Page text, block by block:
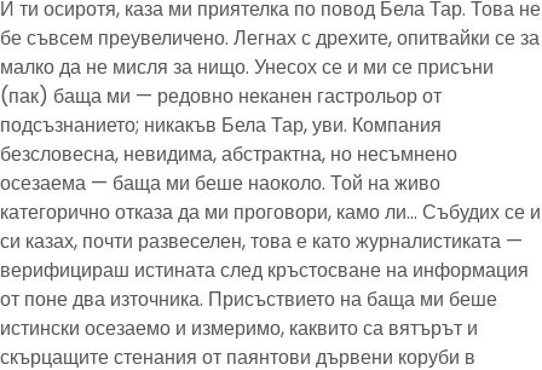
И ти осиротя, каза ми приятелка по повод Бела Тар. Това не
бе съвсем преувеличено. Легнах с дрехите, опитвайки се за
малко да не мисля за нищо. Унесох се и ми се присъни
(пак) баща ми — редовно неканен гастрольор от
подсъзнанието; никакъв Бела Тар, уви. Компания
безсловесна, невидима, абстрактна, но несъмнено
осезаема — баща ми беше наоколо. Той на живо
категорично отказа да ми проговори, камо ли… Събудих се и
си казах, почти развеселен, това е като журналистиката —
верифицираш истината след кръстосване на информация
от поне два източника. Присъствието на баща ми беше
истински осезаемо и измеримо, каквито са вятърът и
скърцащите стенания от паянтови дървени коруби в